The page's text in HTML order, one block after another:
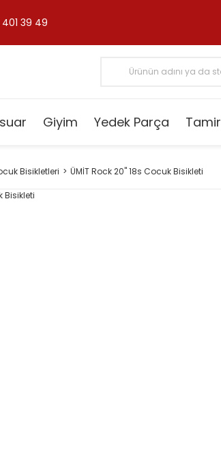
39 49
Giyim Yedek Parça Tamir
Bisikletleri ÜMİT Rock 20'' 18s Cocuk Bisikleti